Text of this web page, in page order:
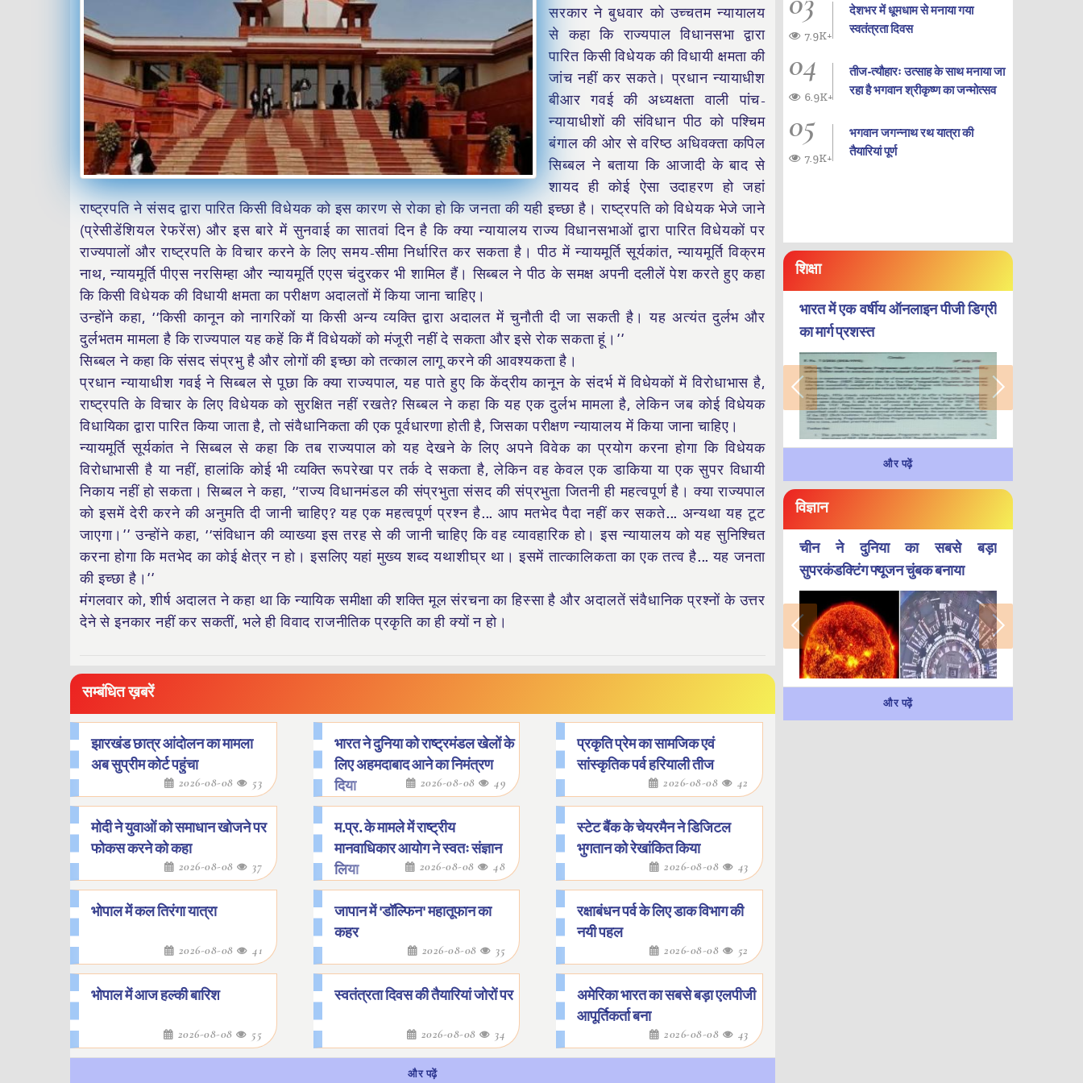
सरकार ने बुधवार को उच्चतम न्यायालय
से कहा कि राज्यपाल विधानसभा द्वारा
पारित किसी विधेयक की विधायी क्षमता की
जांच नहीं कर सकते। प्रधान न्यायाधीश
बीआर गवई की अध्यक्षता वाली पांच-
न्यायाधीशों की संविधान पीठ को पश्चिम
बंगाल की ओर से वरिष्ठ अधिवक्ता कपिल
सिब्बल ने बताया कि आजादी के बाद से
शायद ही कोई ऐसा उदाहरण हो जहां
राष्ट्रपति ने संसद द्वारा पारित किसी विधेयक को इस कारण से रोका हो कि जनता की यही इच्छा है। राष्ट्रपति को विधेयक भेजे जाने
(प्रेसीडेंशियल रेफरेंस) और इस बारे में सुनवाई का सातवां दिन है कि क्या न्यायालय राज्य विधानसभाओं द्वारा पारित विधेयकों पर
राज्यपालों और राष्ट्रपति के विचार करने के लिए समय-सीमा निर्धारित कर सकता है। पीठ में न्यायमूर्ति सूर्यकांत, न्यायमूर्ति विक्रम
नाथ, न्यायमूर्ति पीएस नरसिम्हा और न्यायमूर्ति एएस चंदुरकर भी शामिल हैं। सिब्बल ने पीठ के समक्ष अपनी दलीलें पेश करते हुए कहा
कि किसी विधेयक की विधायी क्षमता का परीक्षण अदालतों में किया जाना चाहिए।
उन्होंने कहा, ‘‘किसी कानून को नागरिकों या किसी अन्य व्यक्ति द्वारा अदालत में चुनौती दी जा सकती है। यह अत्यंत दुर्लभ और
दुर्लभतम मामला है कि राज्यपाल यह कहें कि मैं विधेयकों को मंजूरी नहीं दे सकता और इसे रोक सकता हूं।’’
सिब्बल ने कहा कि संसद संप्रभु है और लोगों की इच्छा को तत्काल लागू करने की आवश्यकता है।
प्रधान न्यायाधीश गवई ने सिब्बल से पूछा कि क्या राज्यपाल, यह पाते हुए कि केंद्रीय कानून के संदर्भ में विधेयकों में विरोधाभास है,
राष्ट्रपति के विचार के लिए विधेयक को सुरक्षित नहीं रखते? सिब्बल ने कहा कि यह एक दुर्लभ मामला है, लेकिन जब कोई विधेयक
विधायिका द्वारा पारित किया जाता है, तो संवैधानिकता की एक पूर्वधारणा होती है, जिसका परीक्षण न्यायालय में किया जाना चाहिए।
न्यायमूर्ति सूर्यकांत ने सिब्बल से कहा कि तब राज्यपाल को यह देखने के लिए अपने विवेक का प्रयोग करना होगा कि विधेयक
विरोधाभासी है या नहीं, हालांकि कोई भी व्यक्ति रूपरेखा पर तर्क दे सकता है, लेकिन वह केवल एक डाकिया या एक सुपर विधायी
निकाय नहीं हो सकता। सिब्बल ने कहा, ‘‘राज्य विधानमंडल की संप्रभुता संसद की संप्रभुता जितनी ही महत्वपूर्ण है। क्या राज्यपाल
को इसमें देरी करने की अनुमति दी जानी चाहिए? यह एक महत्वपूर्ण प्रश्न है... आप मतभेद पैदा नहीं कर सकते... अन्यथा यह टूट
जाएगा।’’ उन्होंने कहा, ‘‘संविधान की व्याख्या इस तरह से की जानी चाहिए कि वह व्यावहारिक हो। इस न्यायालय को यह सुनिश्चित
करना होगा कि मतभेद का कोई क्षेत्र न हो। इसलिए यहां मुख्य शब्द यथाशीघ्र था। इसमें तात्कालिकता का एक तत्व है... यह जनता
की इच्छा है।’’
मंगलवार को, शीर्ष अदालत ने कहा था कि न्यायिक समीक्षा की शक्ति मूल संरचना का हिस्सा है और अदालतें संवैधानिक प्रश्नों के उत्तर
देने से इनकार नहीं कर सकतीं, भले ही विवाद राजनीतिक प्रकृति का ही क्यों न हो।
सम्बंधित ख़बरें
झारखंड छात्र आंदोलन का मामला
अब सुप्रीम कोर्ट पहुंचा
2026-08-08 53
भारत ने दुनिया को राष्ट्रमंडल खेलों के
लिए अहमदाबाद आने का निमंत्रण
दिया
2026-08-08 49
प्रकृति प्रेम का सामजिक एवं
सांस्कृतिक पर्व हरियाली तीज
2026-08-08 42
मोदी ने युवाओं को समाधान खोजने पर
फोकस करने को कहा
2026-08-08 37
म.प्र. के मामले में राष्ट्रीय
मानवाधिकार आयोग ने स्वतः संज्ञान
लिया
2026-08-08 48
स्टेट बैंक के चेयरमैन ने डिजिटल
भुगतान को रेखांकित किया
2026-08-08 43
भोपाल में कल तिरंगा यात्रा
2026-08-08 41
जापान में 'डॉल्फिन' महातूफान का
कहर
2026-08-08 35
रक्षाबंधन पर्व के लिए डाक विभाग की
नयी पहल
2026-08-08 52
भोपाल में आज हल्की बारिश
2026-08-08 55
स्वतंत्रता दिवस की तैयारियां जोरों पर
2026-08-08 34
अमेरिका भारत का सबसे बड़ा एलपीजी
आपूर्तिकर्ता बना
2026-08-08 43
और पढ़ें
देशभर में धूमधाम से मनाया गया
स्वतंत्रता दिवस
7.9K+
04
तीज-त्यौहारः उत्साह के साथ मनाया जा
रहा है भगवान श्रीकृष्ण का जन्‍मोत्‍सव
6.9K+
05
भगवान जगन्नाथ रथ यात्रा की
तैयारियां पूर्ण
7.9K+
शिक्षा
भारत में एक वर्षीय ऑनलाइन पीजी डिग्री
का मार्ग प्रशस्त
और पढ़ें
विज्ञान
चीन ने दुनिया का सबसे बड़ा
सुपरकंडक्टिंग फ्यूजन चुंबक बनाया
और पढ़ें